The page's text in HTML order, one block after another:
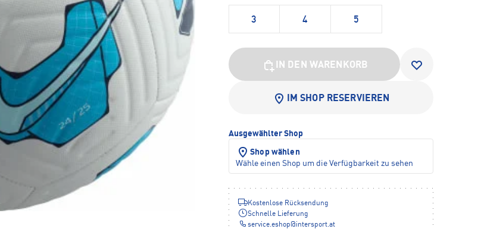
3 4 5
IN DEN WARENKORB
IM SHOP RESERVIEREN
Ausgewählter Shop
Shop wählen
Wähle einen Shop um die Verfügbarkeit zu sehen
Kostenlose Rücksendung
Schnelle Lieferung
service.eshop@intersport.at